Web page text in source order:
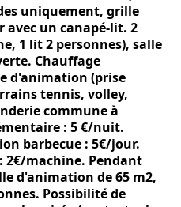
uniquement, grille
avec un canapé-lit. 2
1 lit 2 personnes), salle
Chauffage
d'animation (prise
tennis, volley,
commune à
: 5 €/nuit.
barbecue : 5€/jour.
2€/machine. Pendant
d'animation de 65 m2,
Possibilité de